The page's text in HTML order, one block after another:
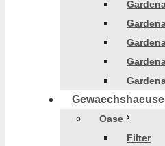
Oase
Filter